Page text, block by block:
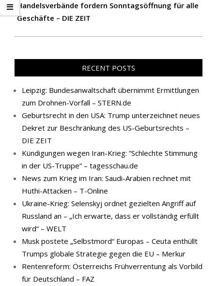
Handelsverbände fordern Sonntagsöffnung für alle
Geschäfte – DIE ZEIT
RECENT POSTS
Leipzig: Bundesanwaltschaft übernimmt Ermittlungen
zum Drohnen-Vorfall – STERN.de
Geburtsrecht in den USA: Trump unterzeichnet neues
Dekret zur Beschränkung des US-Geburtsrechts –
DIE ZEIT
Kündigungen wegen Iran-Krieg: “Schlechte Stimmung
in der US-Truppe” – tagesschau.de
News zum Krieg im Iran: Saudi-Arabien rechnet mit
Huthi-Attacken – T-Online
Ukraine-Krieg: Selenskyj ordnet gezielten Angriff auf
Russland an – „Ich erwarte, dass er vollständig erfüllt
wird“ – WELT
Musk postete „Selbstmord“ Europas – Ceuta enthüllt
Trumps globale Strategie gegen die EU – Merkur
Rentenreform: Österreichs Frühverrentung als Vorbild
für Deutschland – FAZ